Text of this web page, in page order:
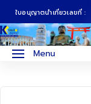
ใบอนุญาตนำเที่ยวเลขที่ :
Menu
ทัวร์ญี่ปุ่น
ภาคเหนือ